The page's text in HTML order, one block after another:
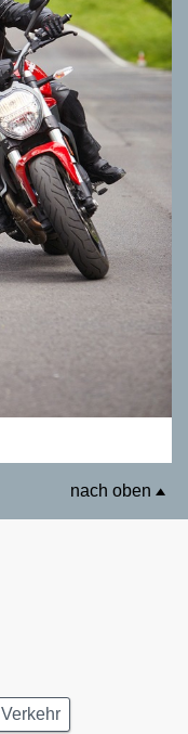
nach oben
Verkehr